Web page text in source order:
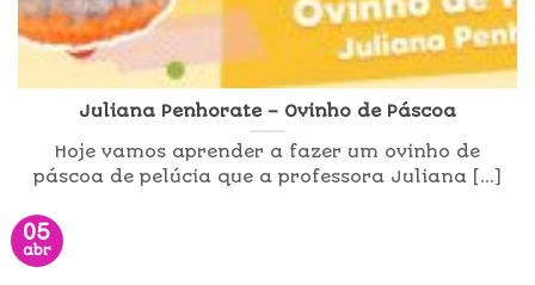
Juliana Penhorate – Ovinho de Páscoa
Hoje vamos aprender a fazer um ovinho de
páscoa de pelúcia que a professora Juliana [...]
05
abr